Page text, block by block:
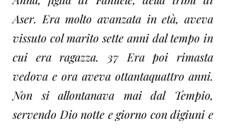
Aser. Era molto avanzata in età, aveva
vissuto col marito sette anni dal tempo in
cui era ragazza. 37 Era poi rimasta
vedova e ora aveva ottantaquattro anni.
Non si allontanava mai dal Tempio,
servendo Dio notte e giorno con digiuni e